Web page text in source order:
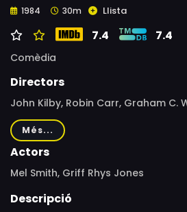
1984 30m Llista
7.4 7.4
Comèdia
Directors
John Kilby, Robin Carr, Graham C.
Dominic Brigstocke
Més...
Actors
Mel Smith, Griff Rhys Jones
Descripció